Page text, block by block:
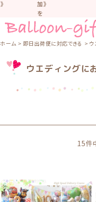
加》
を
す
す
て
ま
な
よ
う
気
ホーム 即日出荷便に対応できる ウ
ウエディングに
15件